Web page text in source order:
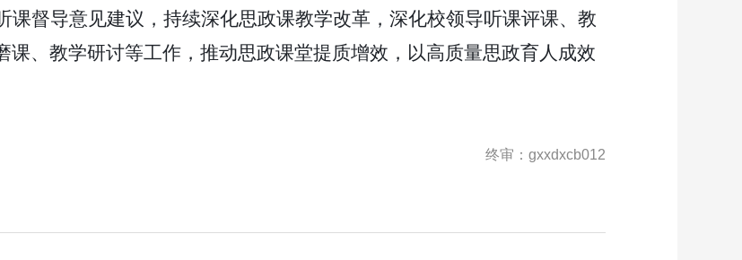
督导意见建议，持续深化思政课教学改革， 深化校领导听课评课、教
、教学研讨等工作，推动思政课堂提质增效，以高质量思政育人成效
终审：gxxdxcb012